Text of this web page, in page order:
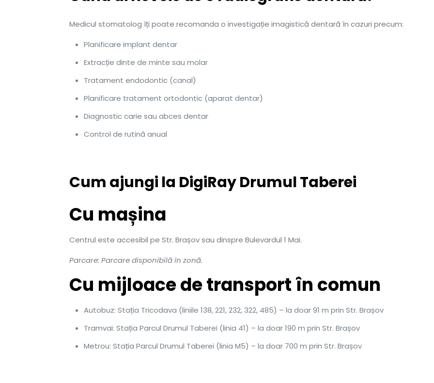
Medicul stomatolog îți poate recomanda o investigație imagistică dentară în cazuri precum:
Planificare implant dentar
Extracție dinte de minte sau molar
Tratament endodontic (canal)
Planificare tratament ortodontic (aparat dentar)
Diagnostic carie sau abces dentar
Control de rutină anual
Cum ajungi la DigiRay Drumul Taberei
Cu mașina
Centrul este accesibil pe Str. Brașov sau dinspre Bulevardul 1 Mai.
Parcare: Parcare disponibilă în zonă.
Cu mijloace de transport în comun
Autobuz: Stația Tricodava (liniile 138, 221, 232, 322, 485) – la doar 91 m prin Str. Brașov
Tramvai: Stația Parcul Drumul Taberei (linia 41) – la doar 190 m prin Str. Brașov
Metrou: Stația Parcul Drumul Taberei (linia M5) – la doar 700 m prin Str. Brașov